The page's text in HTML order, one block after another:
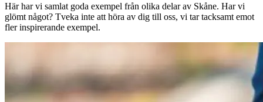
Här har vi samlat goda exempel från olika delar av Skåne. Har vi
glömt något? Tveka inte att höra av dig till oss, vi tar tacksamt emot
fler inspirerande exempel.